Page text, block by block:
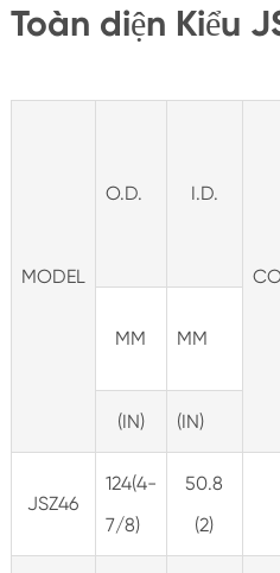
Toàn diện Kiểu
MODEL
O.D. I.D.
MM MM
(IN) (IN)
JSZ46
124(4-
7/8)
50.8
(2)